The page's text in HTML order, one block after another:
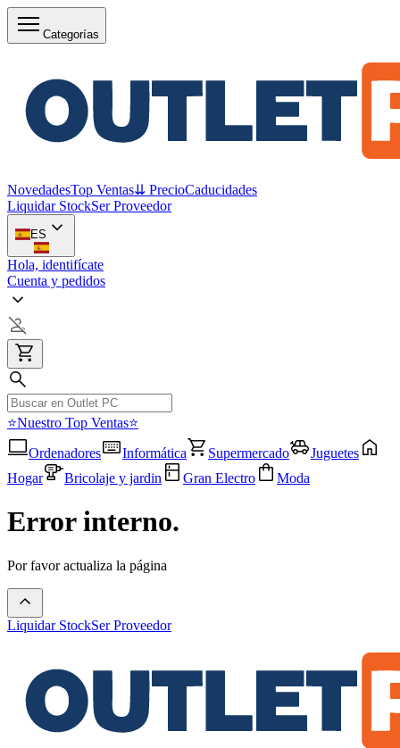
Categorías
NovedadesTop Ventas⇊ PrecioCaducidades
Liquidar StockSer Proveedor
ES
Hola, identifícate
Cuenta y pedidos
⭐Nuestro Top Ventas⭐
Ordenadores
Informática Supermercado
Juguetes
Hogar
Bricolaje y jardin Gran Electro Moda
Error interno.
Por favor actualiza la página
Liquidar StockSer Proveedor